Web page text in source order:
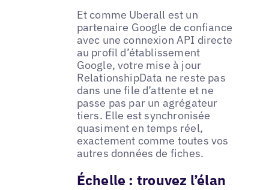
Et comme Uberall est un
partenaire Google de confiance
avec une connexion API directe
au profil d’établissement
Google, votre mise à jour
RelationshipData ne reste pas
dans une file d’attente et ne
passe pas par un agrégateur
tiers. Elle est synchronisée
quasiment en temps réel,
exactement comme toutes vos
autres données de fiches.
Échelle : trouvez l’élan